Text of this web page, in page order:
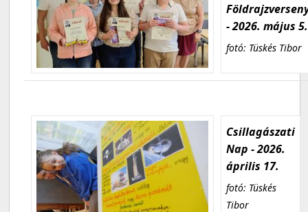
- 2026. május 5.
fotó: Tüskés Tibor
Csillagászati
Nap - 2026.
április 17.
fotó: Tüskés
Tibor